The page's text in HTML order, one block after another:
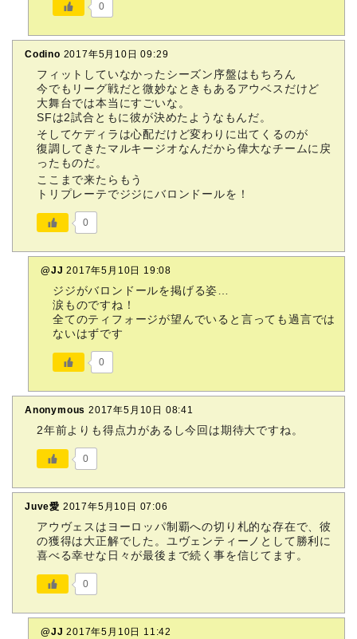
0
Codino 2017年5月10日 09:29
フィットしていなかったシーズン序盤はもちろん
今でもリーグ戦だと微妙なときもあるアウベスだけど
大舞台では本当にすごいな。
SFは2試合ともに彼が決めたようなもんだ。
そしてケディラは心配だけど変わりに出てくるのが
復調してきたマルキージオなんだから偉大なチームに戻
ったものだ。
ここまで来たらもう
トリプレーテでジジにバロンドールを！
0
@JJ 2017年5月10日 19:08
ジジがバロンドールを掲げる姿…
涙ものですね！
全てのティフォージが望んでいると言っても過言では
ないはずです
0
Anonymous 2017年5月10日 08:41
2年前よりも得点力があるし今回は期待大ですね。
0
Juve愛 2017年5月10日 07:06
アウヴェスはヨーロッパ制覇への切り札的な存在で、彼
の獲得は大正解でした。ユヴェンティーノとして勝利に
喜べる幸せな日々が最後まで続く事を信じてます。
0
@JJ 2017年5月10日 11:42